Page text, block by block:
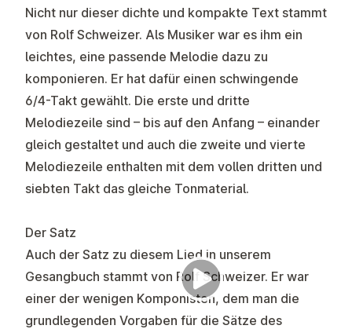
Nicht nur dieser dichte und kompakte Text stammt
von Rolf Schweizer. Als Musiker war es ihm ein
leichtes, eine passende Melodie dazu zu
komponieren. Er hat dafür einen schwingende
6/4-Takt gewählt. Die erste und dritte
Melodiezeile sind – bis auf den Anfang – einander
gleich gestaltet und auch die zweite und vierte
Melodiezeile enthalten mit dem vollen dritten und
siebten Takt das gleiche Tonmaterial.
Der Satz
Auch der Satz zu diesem Lied in unserem
Gesangbuch stammt von Rolf Schweizer. Er war
einer der wenigen Komponisten, dem man die
grundlegenden Vorgaben für die Sätze des